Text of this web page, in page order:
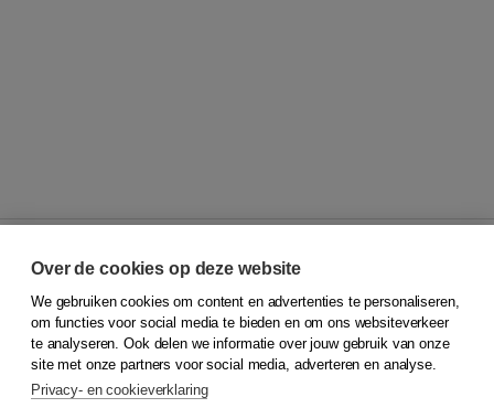
© 2026Koninklijke Boom uitgevers
Klantenservice
Service & informatie
Contact
Over de cookies op deze website
We gebruiken cookies om content en advertenties te personaliseren,
om functies voor social media te bieden en om ons websiteverkeer
te analyseren. Ook delen we informatie over jouw gebruik van onze
site met onze partners voor social media, adverteren en analyse.
Privacy- en cookieverklaring